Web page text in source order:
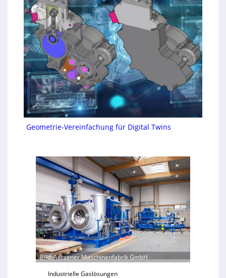
Geometrie-Vereinfachung für Digital Twins
Bild: Aerzener Maschinenfabrik GmbH
Industrielle Gaslösungen